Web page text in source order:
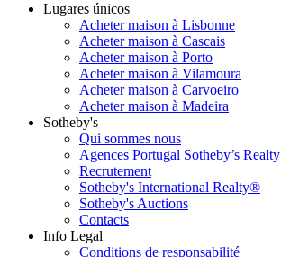
Lugares únicos
Acheter maison à Lisbonne
Acheter maison à Cascais
Acheter maison à Porto
Acheter maison à Vilamoura
Acheter maison à Carvoeiro
Acheter maison à Madeira
Sotheby's
Qui sommes nous
Agences Portugal Sotheby’s Realty
Recrutement
Sotheby's International Realty®
Sotheby's Auctions
Contacts
Info Legal
Conditions de responsabilité